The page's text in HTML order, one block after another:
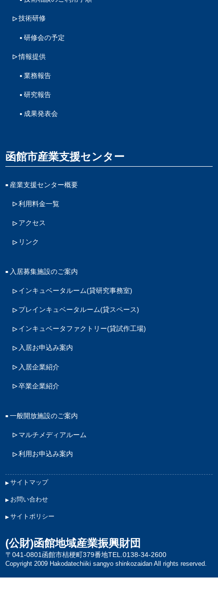
技術研修
研修会の予定
情報提供
業務報告
研究報告
成果発表会
函館市産業支援センター
産業支援センター概要
利用料金一覧
アクセス
リンク
入居募集施設のご案内
インキュベータルーム(貸研究事務室)
プレインキュベータルーム(貸スペース)
インキュベータファクトリー(貸試作工場)
入居お申込み案内
入居企業紹介
卒業企業紹介
一般開放施設のご案内
マルチメディアルーム
利用お申込み案内
サイトマップ
お問い合わせ
サイトポリシー
(公財)函館地域産業振興財団
〒041-0801函館市桔梗町379番地TEL.0138-34-2600
Copyright 2009 Hakodatechiiki sangyo shinkozaidan All rights reserved.